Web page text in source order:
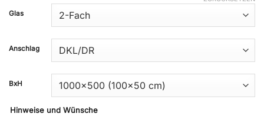
Glas
Anschlag
BxH
Hinweise und Wünsche